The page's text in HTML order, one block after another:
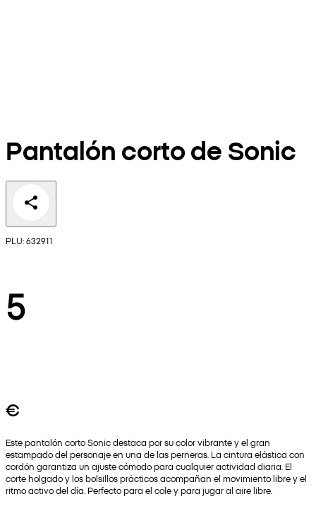
Pantalón corto de Sonic
PLU: 632911
5
€
Este pantalón corto Sonic destaca por su color vibrante y el gran
estampado del personaje en una de las perneras. La cintura elástica con
cordón garantiza un ajuste cómodo para cualquier actividad diaria. El
corte holgado y los bolsillos prácticos acompañan el movimiento libre y el
ritmo activo del día. Perfecto para el cole y para jugar al aire libre.